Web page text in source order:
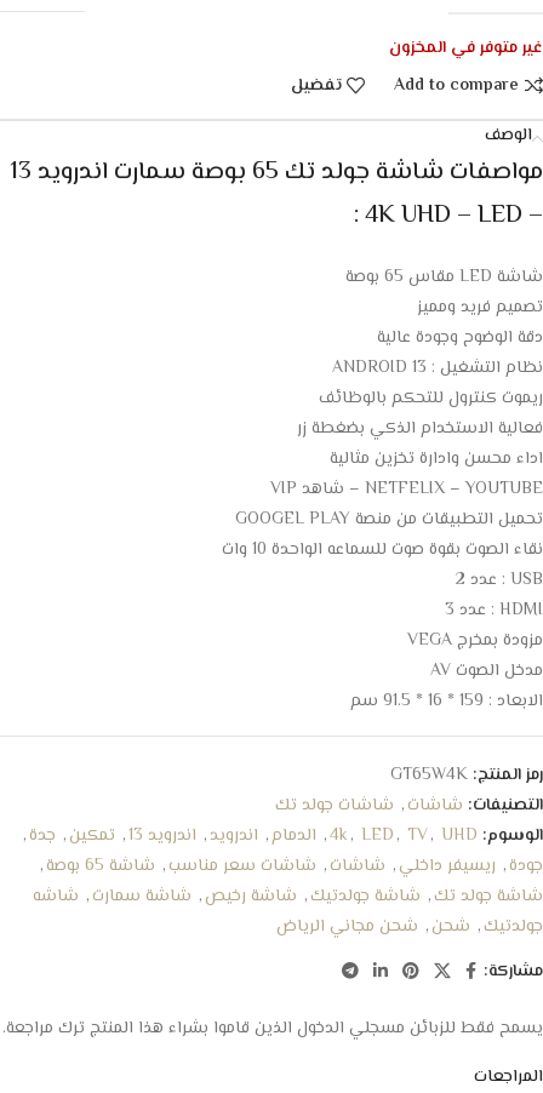
غير متوفر في المخزون
Add to compare
تفضيل
الوصف
مواصفات شاشة جولد تك 65 بوصة سمارت اندرويد 13
– 4K UHD – LED :
شاشة LED مقاس 65 بوصة
تصميم فريد ومميز
دقة الوضوح وجودة عالية
نظام التشغيل : ANDROID 13
ريموت كنترول للتحكم بالوظائف
فعالية الاستخدام الذكي بضغطة زر
اداء محسن وادارة تخزين مثالية
NETFELIX – YOUTUBE – شاهد VIP
تحميل التطبيقات من منصة GOOGEL PLAY
نقاء الصوت بقوة صوت للسماعه الواحدة 10 وات
USB : عدد 2
HDMI : عدد 3
مزودة بمخرج VEGA
مدخل الصوت AV
الابعاد : 159 * 16 * 91.5 سم
رمز المنتج: GT65W4K
التصنيفات: شاشات, شاشات جولد تك
الوسوم:
4k, LED, TV, UHD
, الدمام, اندرويد, اندرويد 13 , تمكين, جدة,
جودة, ريسيفر داخلي, شاشات, شاشات سعر مناسب, شاشة 65 بوصة
,
شاشة جولد تك, شاشة جولدتيك, شاشة رخيص, شاشة سمارت, شاشه
جولدتيك, شحن, شحن مجاني الرياض
مشاركة:
المراجعات
يسمح فقط للزبائن مسجلي الدخول الذين قاموا بشراء هذا المنتج ترك مراجعة.